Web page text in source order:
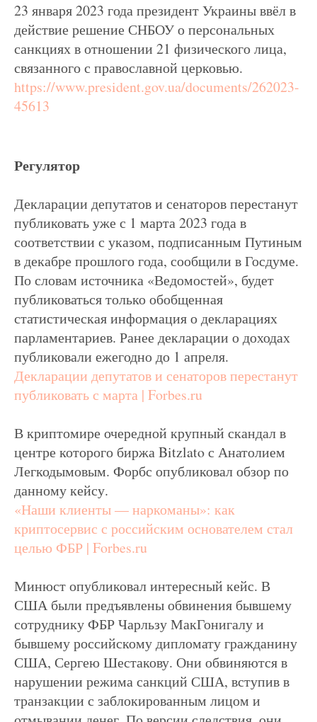
23 января 2023 года президент Украины ввёл в
действие решение СНБОУ о персональных
санкциях в отношении 21 физического лица,
связанного с православной церковью.
https://www.president.gov.ua/documents/262023-
45613
Регулятор
Декларации депутатов и сенаторов перестанут
публиковать уже с 1 марта 2023 года в
соответствии с указом, подписанным Путиным
в декабре прошлого года, сообщили в Госдуме.
По словам источника «Ведомостей», будет
публиковаться только обобщенная
статистическая информация о декларациях
парламентариев. Ранее декларации о доходах
публиковали ежегодно до 1 апреля.
Декларации депутатов и сенаторов перестанут
публиковать с марта | Forbes.ru
В криптомире очередной крупный скандал в
центре которого биржа Bitzlato с Анатолием
Легкодымовым. Форбс опубликовал обзор по
данному кейсу.
«Наши клиенты — наркоманы»: как
криптосервис с российским основателем стал
целью ФБР | Forbes.ru
Минюст опубликовал интересный кейс. В
США были предъявлены обвинения бывшему
сотруднику ФБР Чарльзу МакГонигалу и
бывшему российскому дипломату гражданину
США, Сергею Шестакову. Они обвиняются в
нарушении режима санкций США, вступив в
транзакции с заблокированным лицом и